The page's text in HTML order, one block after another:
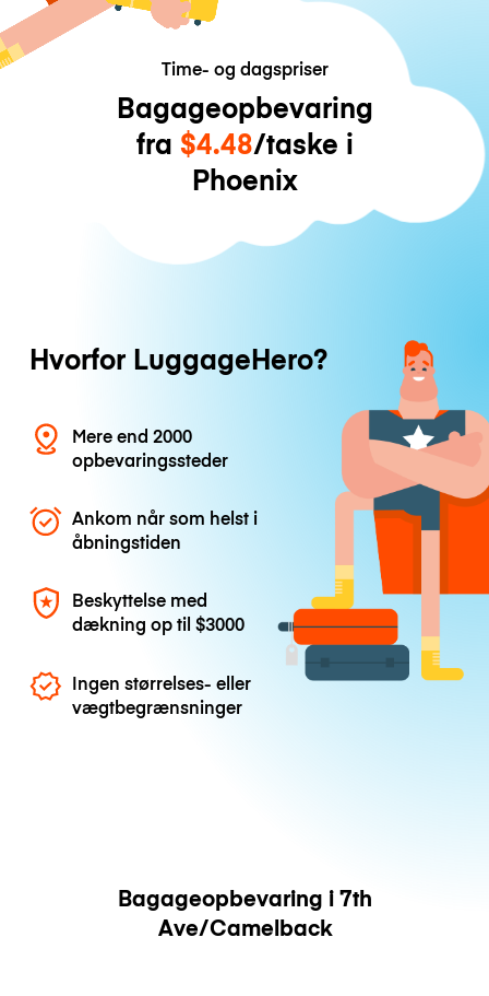
Time- og dagspriser
Bagageopbevaring
fra $4.48/taske i
Phoenix
Hvorfor LuggageHero?
Mere end 2000
opbevaringssteder
Ankom når som helst i
åbningstiden
Beskyttelse med
dækning op til$3000
Ingen størrelses- eller
vægtbegrænsninger
Bagageopbevaring i 7th
Ave/Camelback